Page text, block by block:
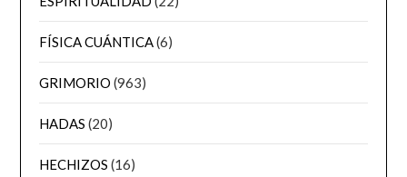
FÍSICA CUÁNTICA(6)
GRIMORIO (963)
HADAS (20)
HECHIZOS (16)